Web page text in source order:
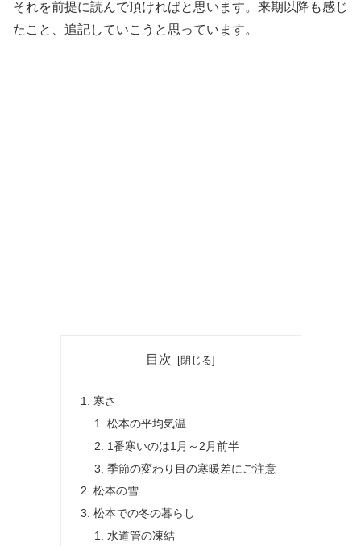
それを前提に読んで頂ければと思います。来期以降も感じ
たこと、追記していこうと思っています。
目次
寒さ
松本の平均気温
1番寒いのは1月～2月前半
季節の変わり目の寒暖差にご注意
松本の雪
松本での冬の暮らし
水道管の凍結